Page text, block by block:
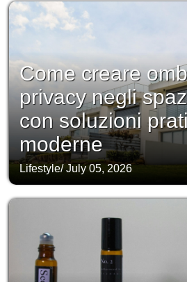
Come creare
privacy negli
con soluzioni
moderne
Lifestyle/July 05, 2026